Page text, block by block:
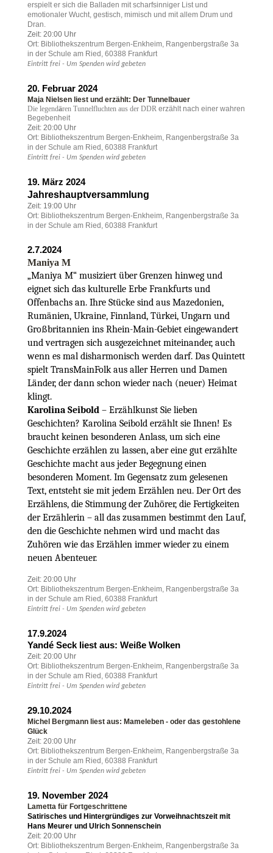
erspielt er sich die Balladen mit scharfsinniger List und
emotionaler Wucht, gestisch, mimisch und mit allem Drum und
Dran.
Zeit: 20:00 Uhr
Ort: Bibliothekszentrum Bergen-Enkheim, Rangenbergstraße 3a
in der Schule am Ried, 60388 Frankfurt
Eintritt frei - Um Spenden wird gebeten
20. Februar 2024
Maja Nielsen liest und erzählt: Der Tunnelbauer
Die legendären Tunnelfluchten aus der DDR erzählt nach einer wahren
Begebenheit
Zeit: 20:00 Uhr
Ort: Bibliothekszentrum Bergen-Enkheim, Rangenbergstraße 3a
in der Schule am Ried, 60388 Frankfurt
Eintritt frei - Um Spenden wird gebeten
19. März 2024
Jahreshauptversammlung
Zeit: 19:00 Uhr
Ort: Bibliothekszentrum Bergen-Enkheim, Rangenbergstraße 3a
in der Schule am Ried, 60388 Frankfurt
2.7.2024
Maniya M
„Maniya M“ musiziert über Grenzen hinweg und
eignet sich das kulturelle Erbe Frankfurts und
Offenbachs an. Ihre Stücke sind aus Mazedonien,
Rumänien, Ukraine, Finnland, Türkei, Ungarn und
Großbritannien ins Rhein-Main-Gebiet eingewandert
und vertragen sich ausgezeichnet miteinander, auch
wenn es mal disharmonisch werden darf. Das Quintett
spielt TransMainFolk aus aller Herren und Damen
Länder, der dann schon wieder nach (neuer) Heimat
klingt.
Karolina Seibold – Erzählkunst Sie lieben
Geschichten? Karolina Seibold erzählt sie Ihnen! Es
braucht keinen besonderen Anlass, um sich eine
Geschichte erzählen zu lassen, aber eine gut erzählte
Geschichte macht aus jeder Begegnung einen
besonderen Moment. Im Gegensatz zum gelesenen
Text, entsteht sie mit jedem Erzählen neu. Der Ort des
Erzählens, die Stimmung der Zuhörer, die Fertigkeiten
der Erzählerin – all das zusammen bestimmt den Lauf,
den die Geschichte nehmen wird und macht das
Zuhören wie das Erzählen immer wieder zu einem
neuen Abenteuer.
Zeit: 20:00 Uhr
Ort: Bibliothekszentrum Bergen-Enkheim, Rangenbergstraße 3a
in der Schule am Ried, 60388 Frankfurt
Eintritt frei - Um Spenden wird gebeten
17.9.2024
Yandé Seck liest aus: Weiße Wolken
Zeit: 20:00 Uhr
Ort: Bibliothekszentrum Bergen-Enkheim, Rangenbergstraße 3a
in der Schule am Ried, 60388 Frankfurt
Eintritt frei - Um Spenden wird gebeten
29.10.2024
Michel Bergmann liest aus: Mameleben - oder das gestohlene
Glück
Zeit: 20:00 Uhr
Ort: Bibliothekszentrum Bergen-Enkheim, Rangenbergstraße 3a
in der Schule am Ried, 60388 Frankfurt
Eintritt frei - Um Spenden wird gebeten
19. November 2024
Lametta für Fortgeschrittene
Satirisches und Hintergründiges zur Vorweihnachtszeit mit
Hans Meurer und Ulrich Sonnenschein
Zeit: 20:00 Uhr
Ort: Bibliothekszentrum Bergen-Enkheim, Rangenbergstraße 3a